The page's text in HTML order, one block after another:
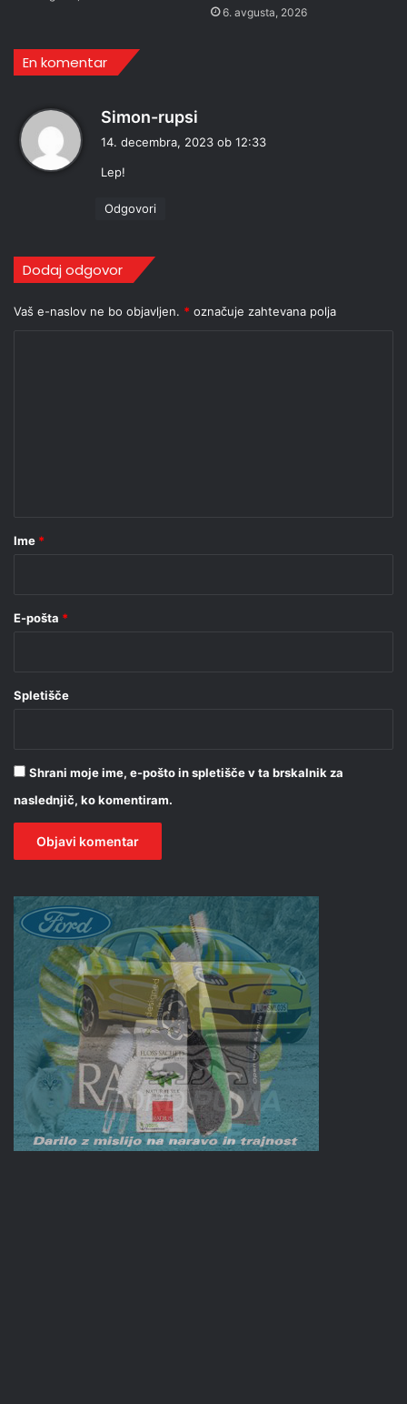
6. avgusta, 2026
En komentar
Simon-rupsi
14. decembra, 2023 ob 12:33
Lep!
Odgovori
Dodaj odgovor
Vaš e-naslov ne bo objavljen. * označuje zahtevana polja
rIme *
E-pošta *
Spletišče
Shrani moje ime, e-pošto in spletišče v ta brskalnik za
naslednjič, ko komentiram.